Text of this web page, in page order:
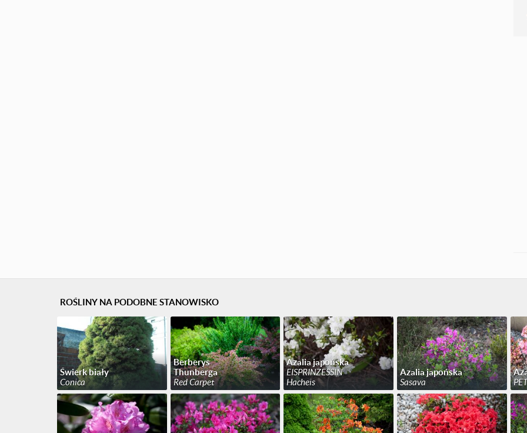
ROŚLINY NA PODOBNE STANOWISKO
Świerk biały
Conica
Berberys
Thunberga
Red Carpet
Azalia japońska
EISPRINZESSIN
Hacheis
Azalia japońska
Sasava